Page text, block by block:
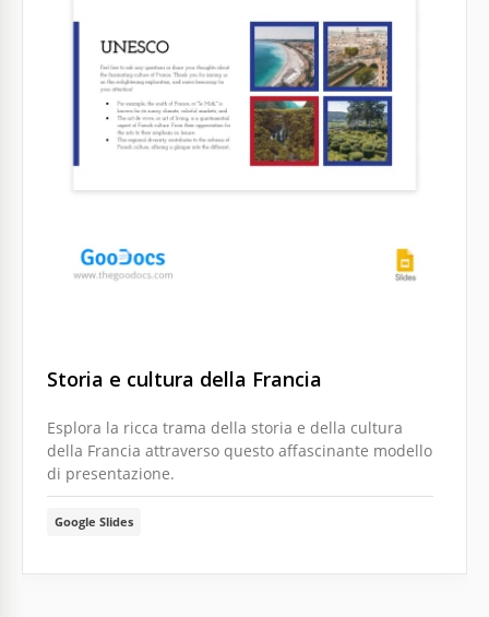
Storia e cultura della Francia
Esplora la ricca trama della storia e della cultura
della Francia attraverso questo affascinante modello
di presentazione.
Google Slides